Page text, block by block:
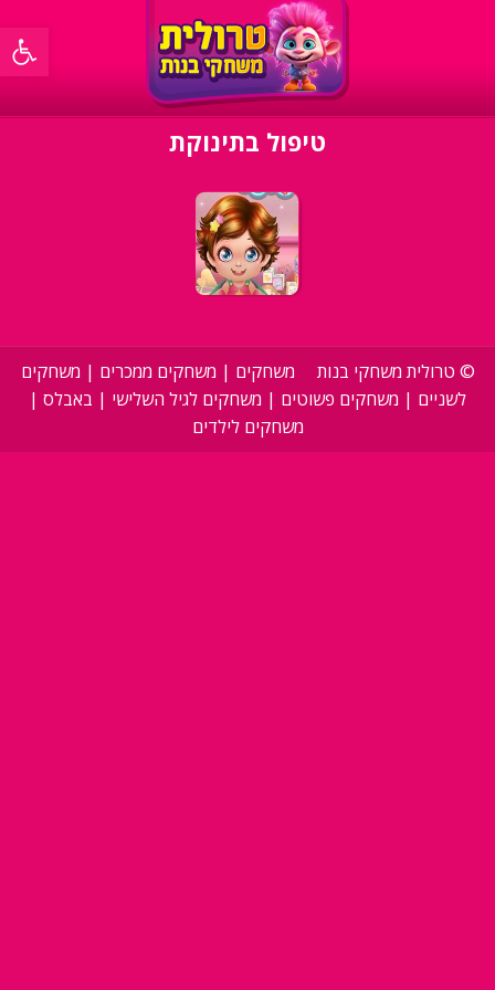
פתח
טיפול בתינוקת
© טרולית משחקי בנות משחקים | משחקים ממכרים | משחקים
לשניים | משחקים פשוטים | משחקים לגיל השלישי | באבלס |
משחקים לילדים